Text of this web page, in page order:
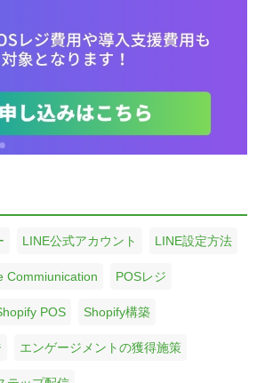
LINE公式アカウント LINE設定方法
Commiunication POSレジ
POS Shopify構築
エンゲージメントの獲得施策